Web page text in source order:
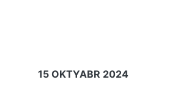
15 OKTYABR 2024